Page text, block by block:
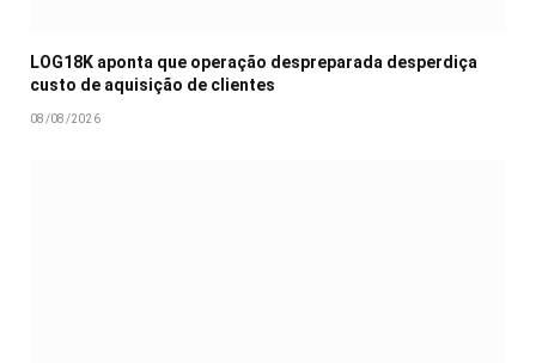
LOG18K aponta que operação despreparada desperdiça
custo de aquisição de clientes
08/08/2026